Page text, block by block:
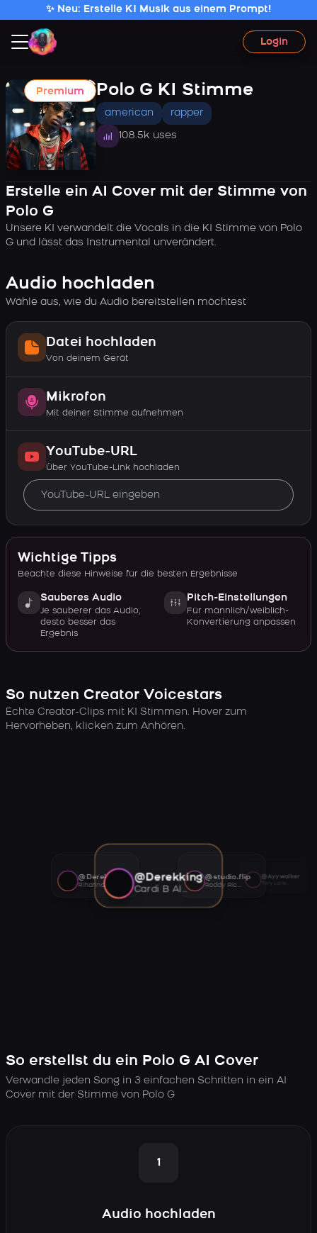
✨ Neu: Erstelle KI Musik aus einem Prompt!
Login
Premium Polo G KI Stimme
american rapper
108.5k uses
Erstelle ein AI Cover mit der Stimme von
Polo G
Unsere KI verwandelt die Vocals in die KI Stimme von Polo
G und lässt das Instrumental unverändert.
Audio hochladen
Wähle aus, wie du Audio bereitstellen möchtest
Datei hochladen
Von deinem Gerät
Mikrofon
Mit deiner Stimme aufnehmen
YouTube-URL
Über YouTube-Link hochladen
Wichtige Tipps
Beachte diese Hinweise für die besten Ergebnisse
Sauberes Audio
Je sauberer das Audio,
desto besser das
Ergebnis
Pitch-Einstellungen
Für männlich/weiblich-
Konvertierung anpassen
So nutzen Creator Voicestars
Echte Creator-Clips mit KI Stimmen. Hover zum
Hervorheben, klicken zum Anhören.
@Derekking
Cardi B AI voice
@studio.flip
Roddy Ricch AI voice
@Ayywalker
@Derekking
Rihanna AI voice
So erstellst du ein Polo G AI Cover
Verwandle jeden Song in 3 einfachen Schritten in ein AI
Cover mit der Stimme von Polo G
1
Audio hochladen